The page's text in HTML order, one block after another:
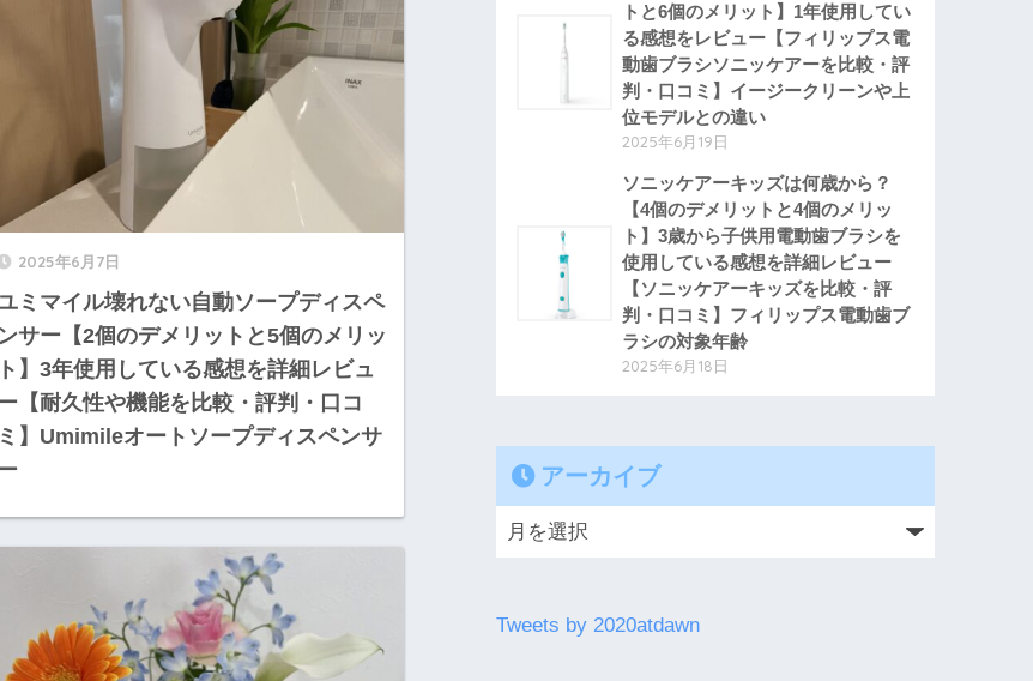
2025年6月7日
ミマイル壊れない自動ソープディスペ
ンサー【2個のデメリットと5個のメリッ
ト】3年使用している感想を詳細レビュ
【耐久性や機能を比較・評判・口コ
ミ】Umimileオートソープディスペンサ
トと6個のメリット】1年使用してい
る感想をレビュー【フィリップス電
動歯ブラシソニッケアーを比較・評
判・口コミ】イージークリーンや上
位モデルとの違い
2025年6月19日
ソニッケアーキッズは何歳から？
【4個のデメリットと4個のメリッ
ト】3歳から子供用電動歯ブラシを
使用している感想を詳細レビュー
【ソニッケアーキッズを比較・評
判・口コミ】フィリップス電動歯ブ
ラシの対象年齢
2025年6月18日
アーカイブ
Tweets by 2020atdawn